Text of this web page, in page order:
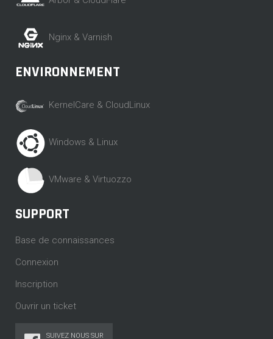
Nginx & Varnish
ENVIRONNEMENT
KernelCare & CloudLinux
Windows & Linux
VMware & Virtuozzo
SUPPORT
Base de connaissances
Connexion
Inscription
Ouvrir un ticket
SUIVEZ NOUS SUR